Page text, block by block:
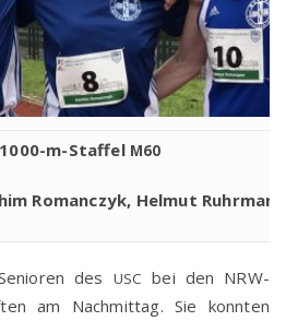
m-Staf­fel M60
Roman­c­zyk, Hel­mut Ruhrmann
des USC bei den NRW-
am Nach­mit­tag. Sie konn­ten